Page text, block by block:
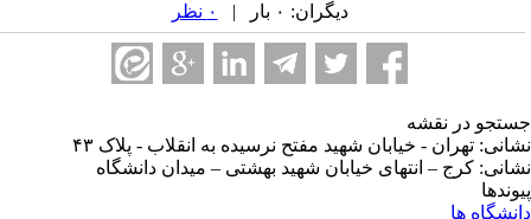
دیگران: ۰ بار |
در نقشه
تهران - خیابان شهید مفتح نرسیده به انقلاب - پلاک ۴۳
کرج – انتهای خیابان شهید بهشتی – میدان دانشگاه
ها